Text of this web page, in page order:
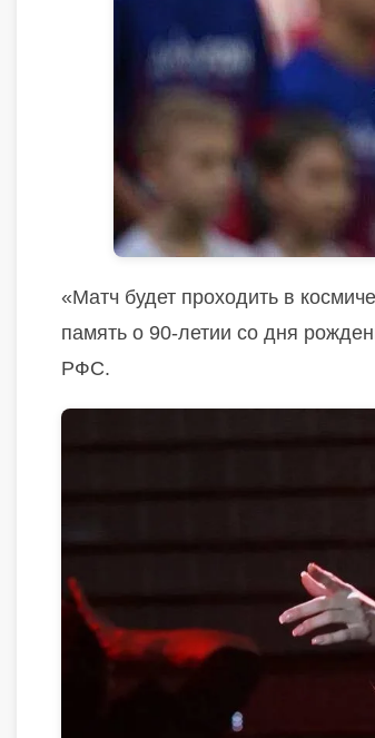
«Матч будет проходить в
память о 90-летии со дня
РФС.